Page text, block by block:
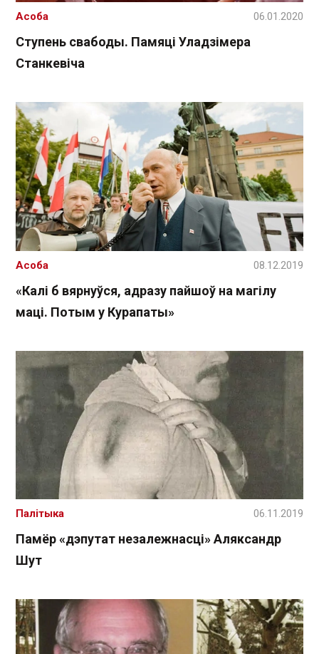
Ступень свабоды. Памяці Уладзімера
Станкевіча
Асоба 06.01.2020
«Калі б вярнуўся, адразу пайшоў на магілу
маці. Потым у Курапаты»
Асоба 08.12.2019
Памёр «дэпутат незалежнасці» Аляксандр
Шут
Палітыка 06.11.2019